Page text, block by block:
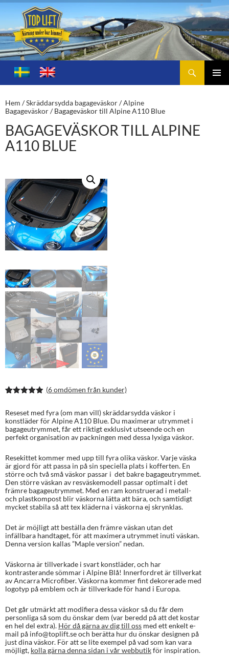
Toplift.se – för körning under bar himmel
HOPPA
TILL
Hem /Skräddarsydda bagageväskor/Alpine
Bagageväskor/ Bagageväskor till Alpine A110 Blue
BAGAGEVÄSKOR TILL ALPINE
A110 BLUE
baserat på
kundrecens
ioner
(6omdömen från kunder)
Reseset med fyra (om man vill) skräddarsydda väskor i
konstläder för Alpine A110 Blue. Du maximerar utrymmet i
bagageutrymmet, får ett riktigt exklusivt utseende och en
perfekt organisation av packningen med dessa lyxiga väskor.
Resekittet kommer med upp till fyra olika väskor. Varje väska
är gjord för att passa in på sin speciella plats i kofferten. En
större och två små väskor passar i det bakre bagageutrymmet.
Den större väskan av resväskemodell passar optimalt i det
främre bagageutrymmet. Med en ram konstruerad i metall-
och plastkompost blir väskorna lätta att bära, och samtidigt
mycket stabila så att tex kläderna i väskorna ej skrynklas.
Det är möjligt att beställa den främre väskan utan det
infällbara handtaget, för att maximera utrymmet inuti väskan.
Denna version kallas ”Maple version” nedan.
Väskorna är tillverkade i svart konstläder, och har
kontrasterande sömmar i Alpine Blå! Innerfordret är tillverkat
av Ancarra Microfiber. Väskorna kommer fint dekorerade med
logotyp på emblem och är tillverkade för hand i Europa.
Det går utmärkt att modifiera dessa väskor så du får dem
personliga så som du önskar dem (var beredd på att det kostar
en hel del extra). Hör då gärna av dig till oss med ett enkelt e-
mail på info@toplift.se och berätta hur du önskar designen på
just dina väskor. För att se lite exempel på vad som kan vara
möjligt, kolla gärna denna sidan i vår webbutikför inspiration.